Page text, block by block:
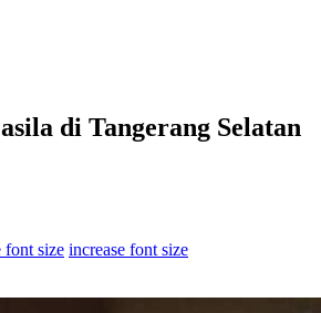
di Tangerang Selatan
font size increase font size